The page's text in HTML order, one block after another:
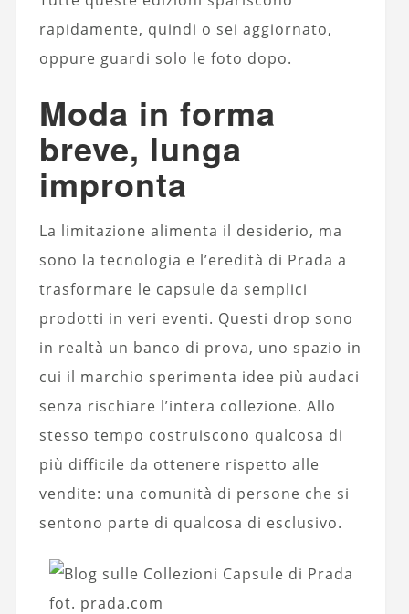
rapidamente, quindi o sei aggiornato,
oppure guardi solo le foto dopo.
Moda in forma
breve, lunga
impronta
La limitazione alimenta il desiderio, ma
sono la tecnologia e l’eredità di Prada a
trasformare le capsule da semplici
prodotti in veri eventi. Questi drop sono
in realtà un banco di prova, uno spazio in
cui il marchio sperimenta idee più audaci
senza rischiare l’intera collezione. Allo
stesso tempo costruiscono qualcosa di
più difficile da ottenere rispetto alle
vendite: una comunità di persone che si
sentono parte di qualcosa di esclusivo.
fot. prada.com